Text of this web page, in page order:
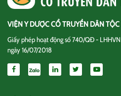
VIỆN Y DƯỢC CỔ TRUYỀN DÂN
Giấy phép hoạt động số 740/QĐ -
ngày 16/07/2018